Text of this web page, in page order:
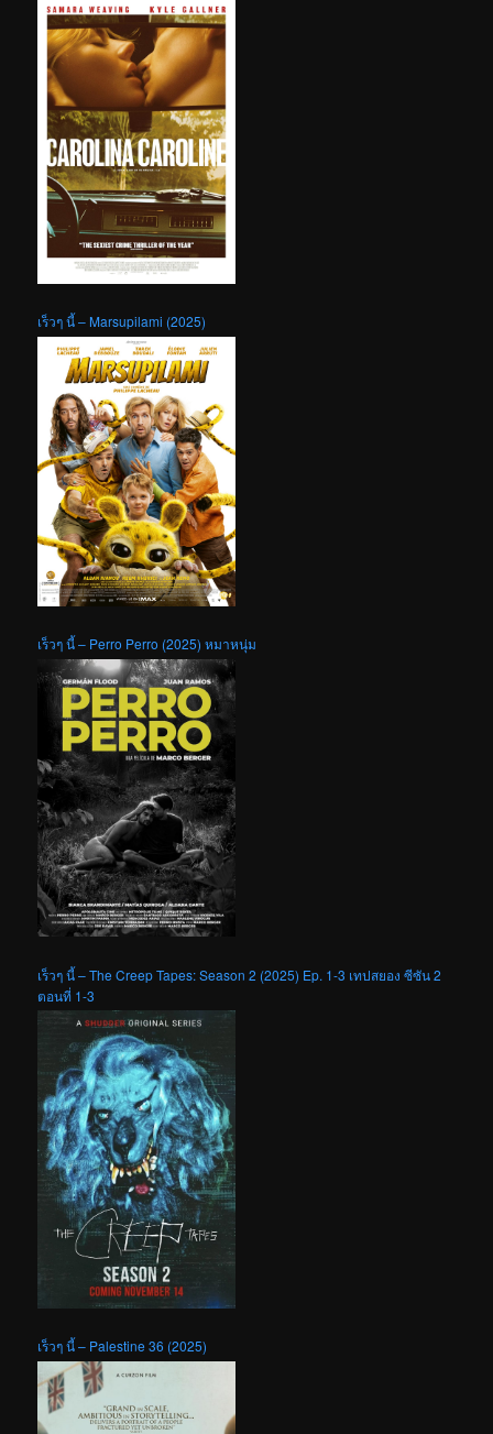
เร็วๆ นี้ – Marsupilami (2025)
เร็วๆ นี้ – Perro Perro (2025) หมาหนุ่ม
เร็วๆ นี้ – The Creep Tapes: Season 2 (2025) Ep. 1-3 เทปสยอง ซีซัน 2
ตอนที่ 1-3
เร็วๆ นี้ – Palestine 36 (2025)